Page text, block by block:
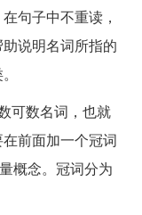
句子中不重读，
说明名词所指的
可数名词，也就
前面加一个冠词
概念。冠词分为